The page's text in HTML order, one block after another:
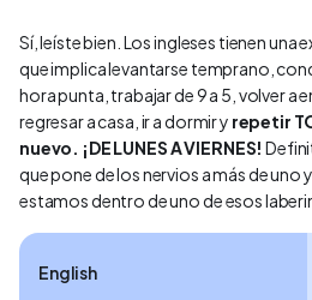
Sí, leíste bien. Los ingleses tienen una
que implica levantarse temprano,
hora punta, trabajar de 9 a 5, volver a
regresar a casa, ir a dormir y repetir
nuevo. ¡DE LUNES A VIERNES!
que pone de los nervios a más de uno
estamos dentro de uno de esos
English